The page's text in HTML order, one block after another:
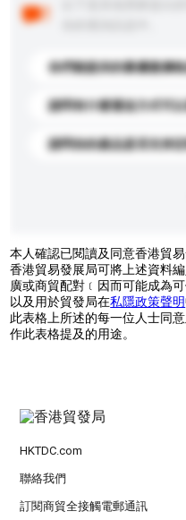
你們能提供的最優惠價格
請問有什麼運送方式可以
請問你的產品是否支持定
本人確認已閱讀及同意香港貿
香港貿易發展局可將上述資料
廣或商貿配對﹝因而可能成為
以及用於貿發局在私隱政策聲明
此表格上所述的每一位人士同
作此表格提及的用途。
HKTDC.com
聯絡我們
訂閱商貿全接觸電郵通訊